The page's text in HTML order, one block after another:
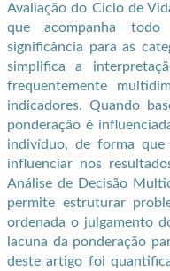
Avaliação do Ciclo de
que acompanha
significância para as
simplifica a
frequentemente
indicadores. Quando
ponderação é
indivíduo, de forma que
influenciar nos
Análise de Decisão
permite estruturar
ordenada o julgamento
lacuna da ponderação
deste artigo foi